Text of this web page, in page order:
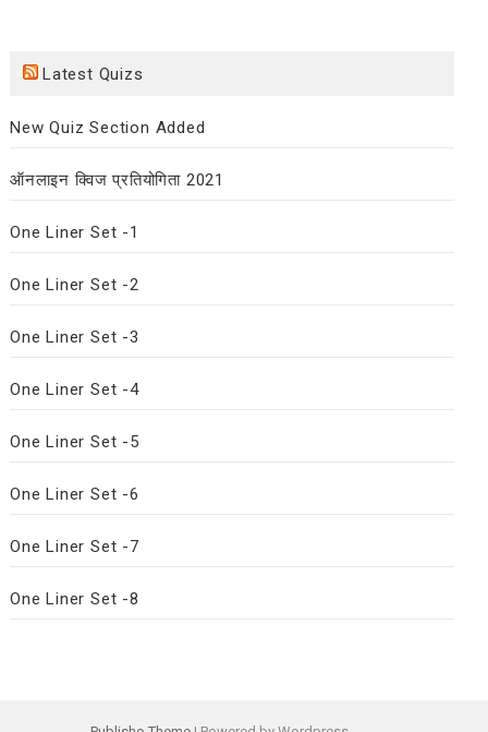
Latest Quizs
New Quiz Section Added
ऑनलाइन क्विज प्रतियोगिता 2021
One Liner Set -1
One Liner Set -2
One Liner Set -3
One Liner Set -4
One Liner Set -5
One Liner Set -6
One Liner Set -7
One Liner Set -8